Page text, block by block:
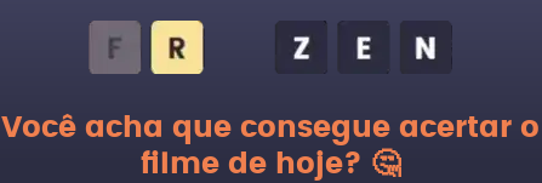
Você acha que consegue acertar o
filme de hoje? 🤔